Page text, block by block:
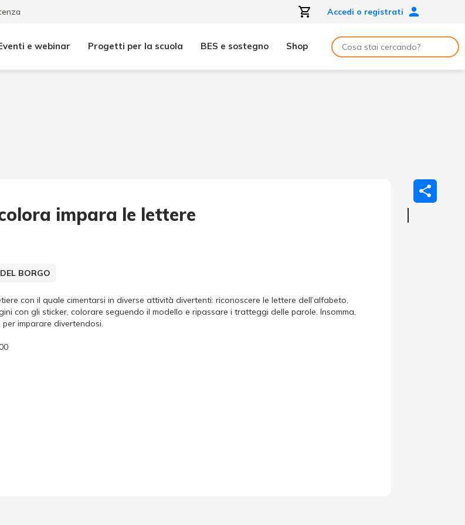
Accedi o registrati
e webinar Progetti per la scuola BES e sostegno Shop
impara le lettere
BORGO
con il quale cimentarsi in diverse attività divertenti: riconoscere le lettere dell’alfabeto,
con gli sticker, colorare seguendo il modello e ripassare i tratteggi delle parole. Insomma,
imparare divertendosi.